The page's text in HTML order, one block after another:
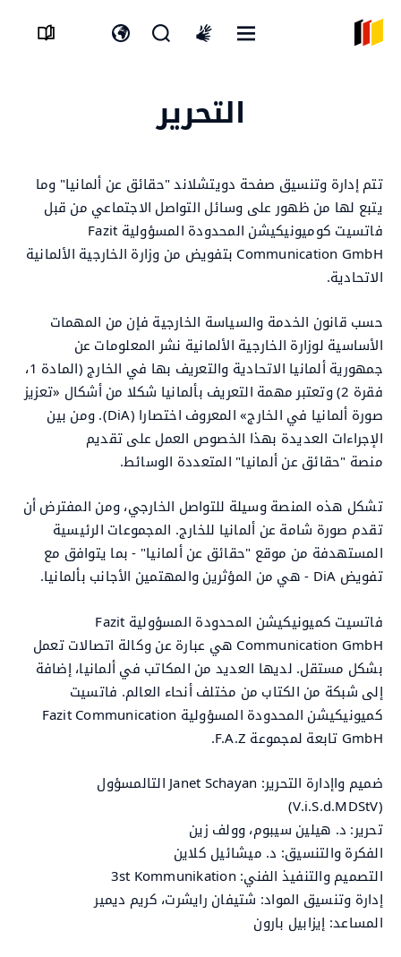
التحرير
تتم إدارة وتنسيق صفحة دويتشلاند "حقائق عن ألمانيا" وما
يتبع لها من ظهور على وسائل التواصل الاجتماعي من قبل
فاتسيت كوميونيكيشن المحدودة المسؤولية Fazit
Communication GmbH بتفويض من وزارة الخارجية الألمانية
الاتحادية.
حسب قانون الخدمة والسياسة الخارجية فإن من المهمات
الأساسية لوزارة الخارجية الألمانية نشر المعلومات عن
جمهورية ألمانيا الاتحادية والتعريف بها في الخارج (المادة 1،
فقرة 2) وتعتبر مهمة التعريف بألمانيا شكلا من أشكال «تعزيز
صورة ألمانيا في الخارج» المعروف اختصارا (DiA). ومن بين
الإجراءات العديدة بهذا الخصوص العمل على تقديم
منصة "حقائق عن ألمانيا" المتعددة الوسائط.
تشكل هذه المنصة وسيلة للتواصل الخارجي، ومن المفترض أن
تقدم صورة شامة عن ألمانيا للخارج. المجموعات الرئيسية
المستهدفة من موقع "حقائق عن ألمانيا" - بما يتوافق مع
تفويض DiA - هي من المؤثرين والمهتمين الأجانب بألمانيا.
فاتسيت كميونيكيشن المحدودة المسؤولية Fazit
Communication GmbH هي عبارة عن وكالة اتصالات تعمل
بشكل مستقل. لديها العديد من المكاتب في ألمانيا، إضافة
إلى شبكة من الكتاب من مختلف أنحاء العالم. فاتسيت
كميونيكيشن المحدودة المسؤولية Fazit Communication
GmbH تابعة لمجموعة F.A.Z.
ضميم واإدارة التحرير: Janet Schayan التالمسؤول
(V.i.S.d.MDStV)
تحرير: د. هيلين سيبوم، وولف زين
الفكرة والتنسيق: د. ميشائيل كلاين
التصميم والتنفيذ الفني: 3st Kommunikation
إدارة وتنسيق المواد: شتيفان رايشرت، كريم ديمير
المساعد: إيزابيل بارون